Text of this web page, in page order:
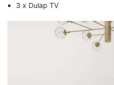
3 x Dulap TV